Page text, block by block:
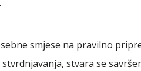
smjese na pravilno
stvara se